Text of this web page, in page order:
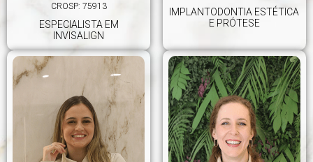
CROSP: 75913
ESPECIALISTA EM
INVISALIGN
IMPLANTODONTIA ESTÉTICA
E PRÓTESE